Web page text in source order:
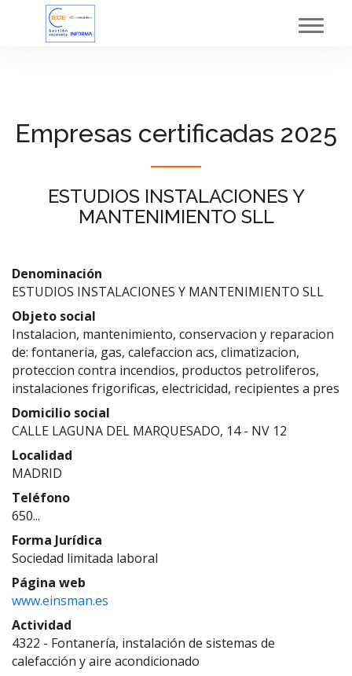
Empresas certificadas 2025
ESTUDIOS INSTALACIONES Y
MANTENIMIENTO SLL
Denominación
ESTUDIOS INSTALACIONES Y MANTENIMIENTO SLL
Objeto social
Instalacion, mantenimiento, conservacion y reparacion
de: fontaneria, gas, calefaccion acs, climatizacion,
proteccion contra incendios, productos petroliferos,
instalaciones frigorificas, electricidad, recipientes a pres
Domicilio social
CALLE LAGUNA DEL MARQUESADO, 14 - NV 12
Localidad
MADRID
Teléfono
650...
Forma Jurídica
Sociedad limitada laboral
Página web
www.einsman.es
Actividad
4322 - Fontanería, instalación de sistemas de
calefacción y aire acondicionado